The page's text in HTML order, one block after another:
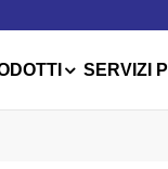
SERVIZI